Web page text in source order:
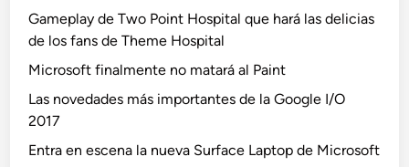
Gameplay de Two Point Hospital que hará las delicias
de los fans de Theme Hospital
Microsoft finalmente no matará al Paint
Las novedades más importantes de la Google I/O
2017
Entra en escena la nueva Surface Laptop de Microsoft